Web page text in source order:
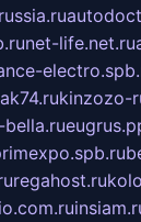
net-life.net.ru
kinzozo-
regahost.ru